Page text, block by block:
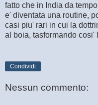
fatto che in India da
e' diventata una routine,
casi piu' rari in cui la
al boia, tasformando
Condividi
Nessun commento: